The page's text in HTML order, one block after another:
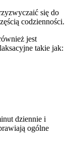
się do
codzienności.
jest
takie jak:
dziennie i
ogólne